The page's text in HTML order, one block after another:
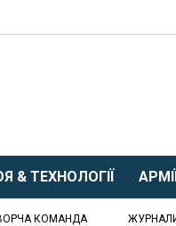
& ТЕХНОЛОГІЇ
КОМАНДА